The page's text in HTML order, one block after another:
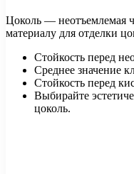
Цоколь — неотъемлемая
материалу для отделки
Стойкость перед
Среднее значение
Стойкость перед
Выбирайте
цоколь.